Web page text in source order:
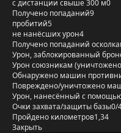
с дистанции свыше 300 м0
Получено попаданий9
пробитий5
не нанёсших урон4
Получено попаданий
Урон, заблокированный
Урон союзникам
Обнаружено машин
Повреждено/уничтожено
Урон, нанесённый с
Очки захвата/защиты базы0/
Пройдено километров1,34
Закрыть